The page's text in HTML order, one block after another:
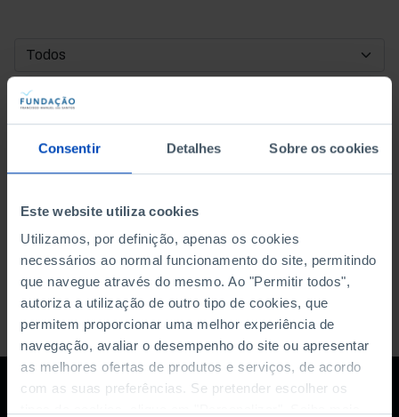
Consentir Detalhes Sobre os cookies
Este website utiliza cookies
Utilizamos, por definição, apenas os cookies
necessários ao normal funcionamento do site, permitindo
que navegue através do mesmo. Ao "Permitir todos",
autoriza a utilização de outro tipo de cookies, que
permitem proporcionar uma melhor experiência de
navegação, avaliar o desempenho do site ou apresentar
as melhores ofertas de produtos e serviços, de acordo
com as suas preferências. Se pretender escolher os
DATA DE INÍCIO
DATA DE FIM